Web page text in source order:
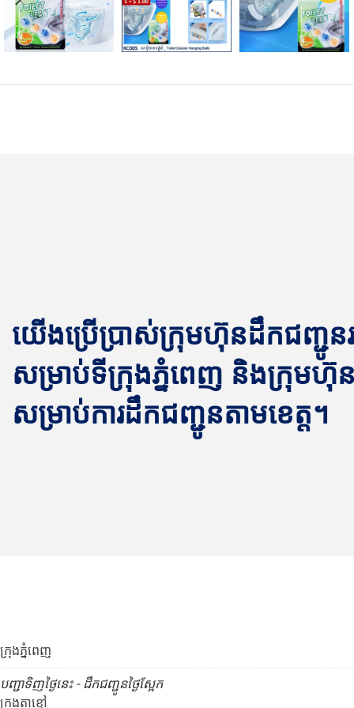
យើងប្រើប្រាស់ក្រុមហ៊ុនដឹកជញ្ជូ
សម្រាប់ទីក្រុងភ្នំពេញ និងក្រុមហ៊ុន
សម្រាប់ការដឹកជញ្ជូនតាមខេត្ត។
ក្រុងភ្នំពេញ
បញ្ជាទិញថ្ងៃនេះ - ដឹកជញ្ជូនថ្ងៃស្អែក
ក្រុងតាខ្មៅ